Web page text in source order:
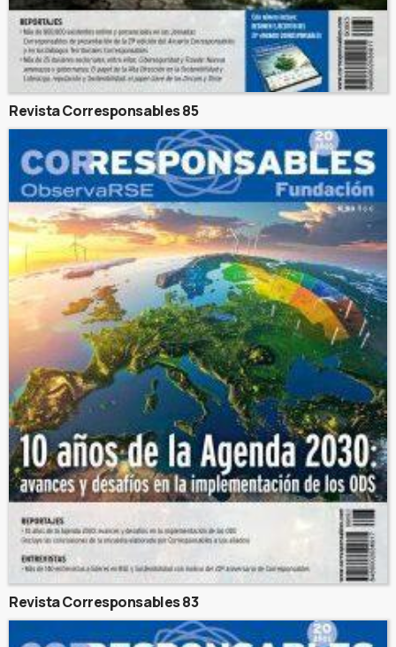
Revista Corresponsables 85
Revista Corresponsables 83